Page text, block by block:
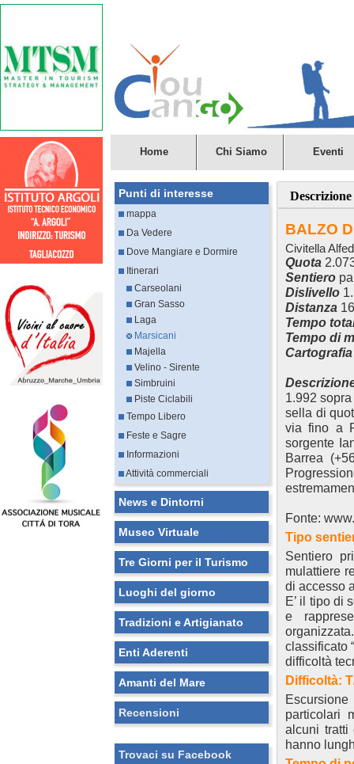
Home Chi Siamo Eventi
Punti di interesse
mappa
Da Vedere
Dove Mangiare e Dormire
Itinerari
Carseolani
Gran Sasso
Laga
Marsicani
Majella
Velino - Sirente
Simbruini
Piste Ciclabili
Tempo Libero
Feste e Sagre
Informazioni
Attività commerciali
News e Dintorni
Museo Virtuale
Tre Giorni per il Turismo
Luoghi del giorno
Tradizioni e Artigianato
Enti Aderenti
Amanti del Mare
Recensioni
Trovaci su Facebook
Descrizione
BALZO
Civitella
Quota
Sentiero
Dislivello
Distanza
Tempo
Tempo di
Cartografia
1.992
sella di
via fino a
sorgente
Barrea
Fonte:
Tipo
Sentiero
mulattiere
di accesso
E’ il tipo di
e
classificato
difficoltà
Difficoltà:
particolari
alcuni tratti
hanno